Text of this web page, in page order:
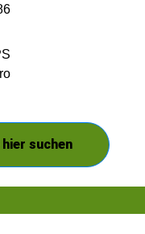
suchen